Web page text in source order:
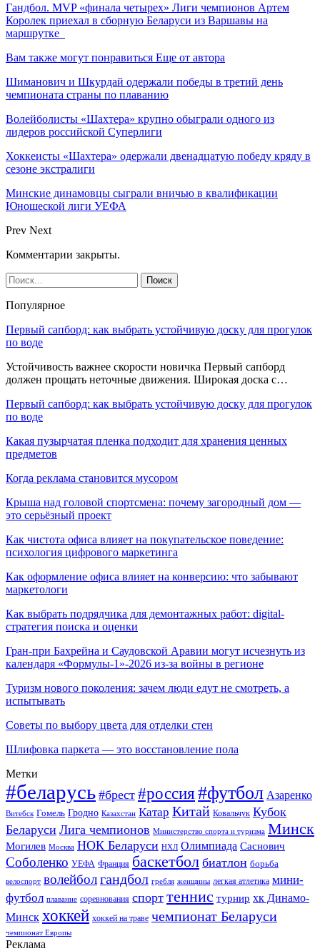
Гандбол. MVP «финала четырех» Лиги чемпионов Артем
Королек приехал в сборную Беларуси из Варшавы на
маршрутке
Вам также могут понравиться Еще от автора
Шиманович и Шкурдай одержали победы в третий день
чемпионата страны по плаванию
Волейболисты «Шахтера» крупно обыграли одного из
лидеров российской Суперлиги
Хоккеисты «Шахтера» одержали двенадцатую победу кряду в
сезоне экстралиги
Минские динамовцы сыграли вничью в квалификации
Юношеской лиги УЕФА
Prev Next
Комментарии закрыты.
Популярное
Первый сапборд: как выбрать устойчивую доску для прогулок
по воде
Устойчивость важнее скорости новичка Первый сапборд
должен прощать неточные движения. Широкая доска с…
Первый сапборд: как выбрать устойчивую доску для прогулок
по воде
Какая пузырчатая пленка подходит для хранения ценных
предметов
Когда реклама становится мусором
Крыша над головой спортсмена: почему загородный дом —
это серьёзный проект
Как чистота офиса влияет на покупательское поведение:
психология цифрового маркетинга
Как оформление офиса влияет на конверсию: что забывают
маркетологи
Как выбрать подрядчика для демонтажных работ: digital-
стратегия поиска и оценки
Гран-при Бахрейна и Саудовской Аравии могут исчезнуть из
календаря «Формулы-1»-2026 из-за войны в регионе
Туризм нового поколения: зачем люди едут не смотреть, а
испытывать
Советы по выбору цвета для отделки стен
Шлифовка паркета — это восстановление пола
Метки
#беларусь #брест #россия#футбол Азаренко
Витебск Гомель Гродно Казахстан Катар Китай Ковальчук Кубок
Беларуси Лига чемпионов Министерство спорта и туризма Минск
Могилев Москва НОК Беларуси НХЛ Олимпиада Саснович
Соболенко УЕФА Франция баскетбол биатлон борьба
велоспорт волейболгандбол гребля женщины легкая атлетика мини-
футбол плавание соревнования спорт теннис турнир хк Динамо-
Минск хоккей хоккей на траве чемпионат Беларуси
чемпионат Европы
Реклама